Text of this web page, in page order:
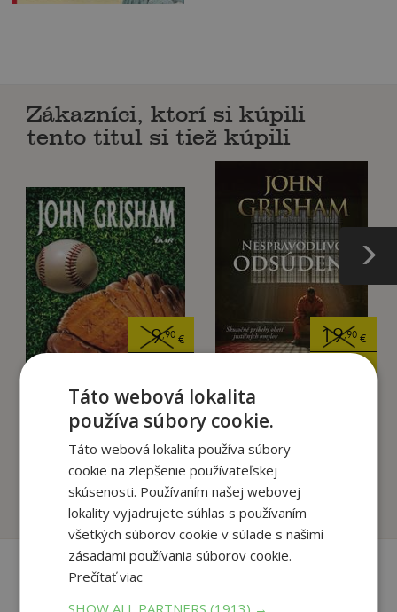
Zákazníci, ktorí si kúpili
tento titul si tiež kúpili
9,90€
Grisham John
Na sklade
19,90 €
odsúdení
Grisham John
Na sklade
Recenzie čitateľov
Táto webová lokalita
používa súbory cookie.
Táto webová lokalita používa súbory
cookie na zlepšenie používateľskej
skúsenosti. Používaním našej webovej
lokality vyjadrujete súhlas s používaním
všetkých súborov cookie v súlade s našimi
zásadami používania súborov cookie.
Prečítať viac
SHOW ALL PARTNERS(1913) →